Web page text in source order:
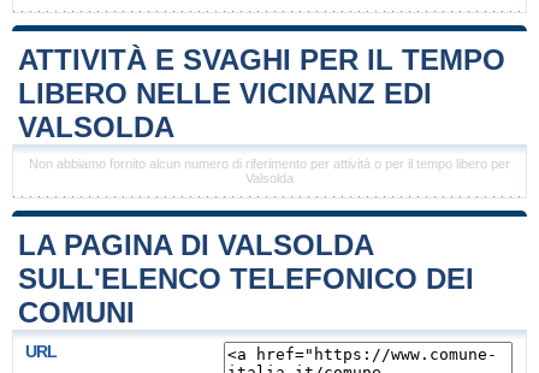
ATTIVITÀ E SVAGHI PER IL TEMPO
LIBERO NELLE VICINANZ EDI
VALSOLDA
Non abbiamo fornito alcun numero di riferimento per attività o per il tempo libero per
Valsolda
LA PAGINA DI VALSOLDA
SULL'ELENCO TELEFONICO DEI
COMUNI
URL